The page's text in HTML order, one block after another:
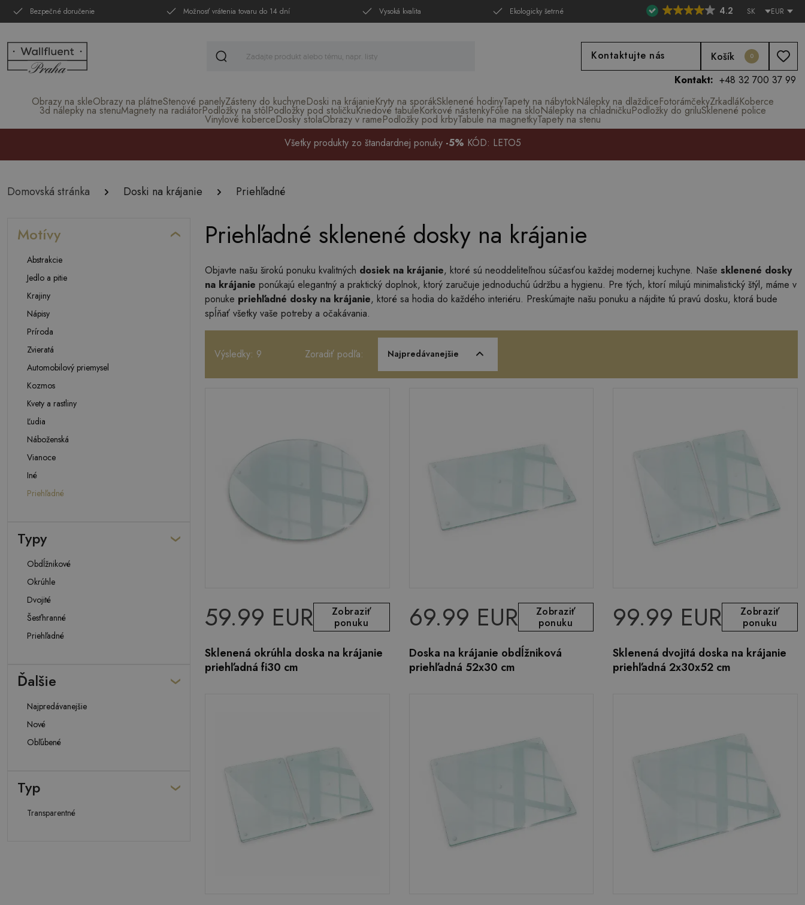
Bezpečné doručenie Možnosť vrátenia tovaru do 14 dní Vysoká kvalita Ekologicky šetrné 4.2 SK EUR
Kontaktujte nás Košík 0
Kontakt: +48 32 700 37 99
Obrazy na skleObrazy na plátneStenové panelyZásteny do kuchyneDoski na krájanieKryty na sporákSklenené hodinyTapety na nábytokNálepky na dlaždiceFotorámčekyZrkadláKoberce
3d nálepky na stenuMagnety na radiátorPodložky na stôlPodložky pod stoličkuKriedové tabuleKorkové nástenkyFólie na skloNálepky na chladničkuPodložky do griluSklenené police
Vinylové koberceDosky stolaObrazy v ramePodložky pod krbyTabule na magnetkyTapety na stenu
Všetky produkty zo štandardnej ponuky -5% KÓD: LETO5
Domovská stránka Doski na krájanie Priehľadné
Motívy
Abstrakcie
Jedlo a pitie
Krajiny
Nápisy
Príroda
Zvieratá
Automobilový priemysel
Kozmos
Kvety a rastliny
Ľudia
Náboženská
Vianoce
Iné
Priehľadné
Typy
Obdĺžnikové
Okrúhle
Dvojité
Šesťhranné
Priehľadné
Ďalšie
Najpredávanejšie
Nové
Obľúbené
Typ
Transparentné
Priehľadné sklenené dosky na krájanie
Objavte našu širokú ponuku kvalitných dosiek na krájanie, ktoré sú neoddeliteľnou súčasťou každej modernej kuchyne. Naše sklenené dosky
na krájanie ponúkajú elegantný a praktický doplnok, ktorý zaručuje jednoduchú údržbu a hygienu. Pre tých, ktorí milujú minimalistický štýl, máme v
ponuke priehľadné dosky na krájanie, ktoré sa hodia do každého interiéru. Preskúmajte našu ponuku a nájdite tú pravú dosku, ktorá bude
spĺňať všetky vaše potreby a očakávania.
Výsledky: 9 Zoradiť podľa: Najpredávanejšie
59.99 EUR
Zobraziť
ponuku
Sklenená okrúhla doska na krájanie
priehľadná fi30 cm
69.99 EUR
Zobraziť
ponuku
Doska na krájanie obdĺžniková
priehľadná 52x30 cm
99.99 EUR
Zobraziť
ponuku
Sklenená dvojitá doska na krájanie
priehľadná 2x30x52 cm